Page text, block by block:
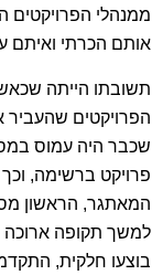
ממנהלי הפרויקטים
אותם הכרתי ואיתם
תשובתו הייתה
הפרויקטים שהעביר
שכבר היה עמוס
פרויקט ברשימה,
המאתגר, הראשון
למשך תקופה ארוכה
בוצעו חלקית,